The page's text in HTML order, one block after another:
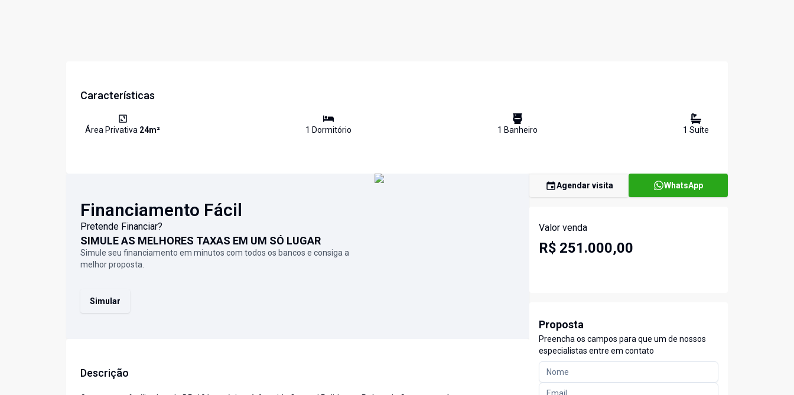
Características
Área Privativa 24m² 1 Dormitório 1 Banheiro 1 Suíte
Financiamento Fácil
Pretende Financiar?
SIMULE AS MELHORES TAXAS EM UM SÓ LUGAR
Simule seu financiamento em minutos com todos os bancos e consiga a
melhor proposta.
Simular
Descrição
Agendar visita WhatsApp
Valor venda
R$ 251.000,00
Proposta
Preencha os campos para que um de nossos
especialistas entre em contato